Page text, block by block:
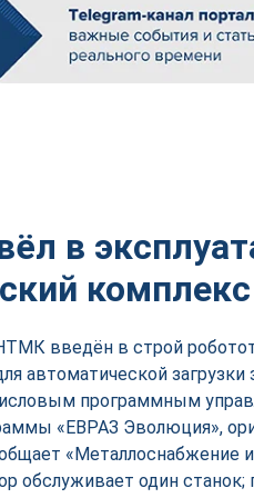
в
комплекс
введён в строй
автоматической загрузки
программным
«ЕВРАЗ Эволюция»,
«Металлоснабжение
обслуживает один